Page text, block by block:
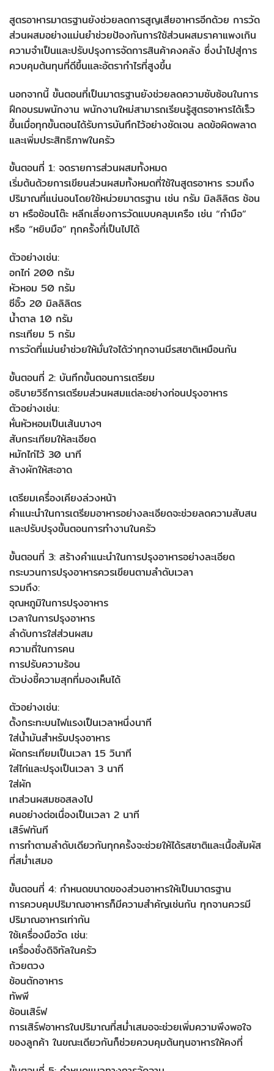
สูตรอาหารมาตรฐานยังช่วยลดการสูญเสียอาหารอีกด้วย การวัด
ส่วนผสมอย่างแม่นยำช่วยป้องกันการใช้ส่วนผสมราคาแพงเกิน
ความจำเป็นและปรับปรุงการจัดการสินค้าคงคลัง ซึ่งนำไปสู่การ
ควบคุมต้นทุนที่ดีขึ้นและอัตรากำไรที่สูงขึ้น
นอกจากนี้ ขั้นตอนที่เป็นมาตรฐานยังช่วยลดความซับซ้อนในการ
ฝึกอบรมพนักงาน พนักงานใหม่สามารถเรียนรู้สูตรอาหารได้เร็ว
ขึ้นเมื่อทุกขั้นตอนได้รับการบันทึกไว้อย่างชัดเจน ลดข้อผิดพลาด
และเพิ่มประสิทธิภาพในครัว
ขั้นตอนที่ 1: จดรายการส่วนผสมทั้งหมด
เริ่มต้นด้วยการเขียนส่วนผสมทั้งหมดที่ใช้ในสูตรอาหาร รวมถึง
ปริมาณที่แน่นอนโดยใช้หน่วยมาตรฐาน เช่น กรัม มิลลิลิตร ช้อน
ชา หรือช้อนโต๊ะ หลีกเลี่ยงการวัดแบบคลุมเครือ เช่น “กำมือ”
หรือ “หยิบมือ” ทุกครั้งที่เป็นไปได้
ตัวอย่างเช่น:
อกไก่ 200 กรัม
หัวหอม 50 กรัม
ซีอิ๊ว 20 มิลลิลิตร
น้ำตาล 10 กรัม
กระเทียม 5 กรัม
การวัดที่แม่นยำช่วยให้มั่นใจได้ว่าทุกจานมีรสชาติเหมือนกัน
ขั้นตอนที่ 2: บันทึกขั้นตอนการเตรียม
อธิบายวิธีการเตรียมส่วนผสมแต่ละอย่างก่อนปรุงอาหาร
ตัวอย่างเช่น:
หั่นหัวหอมเป็นเส้นบางๆ
สับกระเทียมให้ละเอียด
หมักไก่ไว้ 30 นาที
ล้างผักให้สะอาด
เตรียมเครื่องเคียงล่วงหน้า
คำแนะนำในการเตรียมอาหารอย่างละเอียดจะช่วยลดความสับสน
และปรับปรุงขั้นตอนการทำงานในครัว
ขั้นตอนที่ 3: สร้างคำแนะนำในการปรุงอาหารอย่างละเอียด
กระบวนการปรุงอาหารควรเขียนตามลำดับเวลา
รวมถึง:
อุณหภูมิในการปรุงอาหาร
เวลาในการปรุงอาหาร
ลำดับการใส่ส่วนผสม
ความถี่ในการคน
การปรับความร้อน
ตัวบ่งชี้ความสุกที่มองเห็นได้
ตัวอย่างเช่น:
ตั้งกระทะบนไฟแรงเป็นเวลาหนึ่งนาที
ใส่น้ำมันสำหรับปรุงอาหาร
ผัดกระเทียมเป็นเวลา 15 วินาที
ใส่ไก่และปรุงเป็นเวลา 3 นาที
ใส่ผัก
เทส่วนผสมซอสลงไป
คนอย่างต่อเนื่องเป็นเวลา 2 นาที
เสิร์ฟทันที
การทำตามลำดับเดียวกันทุกครั้งจะช่วยให้ได้รสชาติและเนื้อสัมผัส
ที่สม่ำเสมอ
ขั้นตอนที่ 4: กำหนดขนาดของส่วนอาหารให้เป็นมาตรฐาน
การควบคุมปริมาณอาหารก็มีความสำคัญเช่นกัน ทุกจานควรมี
ปริมาณอาหารเท่ากัน
ใช้เครื่องมือวัด เช่น:
เครื่องชั่งดิจิทัลในครัว
ถ้วยตวง
ช้อนตักอาหาร
ทัพพี
ช้อนเสิร์ฟ
การเสิร์ฟอาหารในปริมาณที่สม่ำเสมอจะช่วยเพิ่มความพึงพอใจ
ของลูกค้า ในขณะเดียวกันก็ช่วยควบคุมต้นทุนอาหารให้คงที่